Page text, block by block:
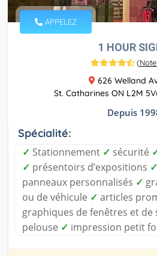
APPELEZ
1 HOUR
(
626 Welland
St. Catharines ON L2M
Depuis
Spécialité:
✓ Stationnement ✓ sécurité
✓ présentoirs d’expositions ✓
panneaux personnalisés ✓
ou de véhicule ✓ articles
graphiques de fenêtres et de
pelouse ✓ impression petit